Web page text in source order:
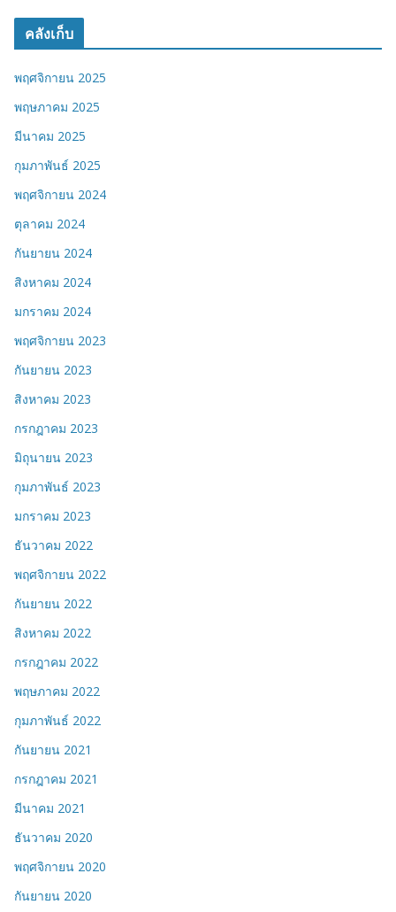
คลังเก็บ
พฤศจิกายน 2025
พฤษภาคม 2025
มีนาคม 2025
กุมภาพันธ์ 2025
พฤศจิกายน 2024
ตุลาคม 2024
กันยายน 2024
สิงหาคม 2024
มกราคม 2024
พฤศจิกายน 2023
กันยายน 2023
สิงหาคม 2023
กรกฎาคม 2023
มิถุนายน 2023
กุมภาพันธ์ 2023
มกราคม 2023
ธันวาคม 2022
พฤศจิกายน 2022
กันยายน 2022
สิงหาคม 2022
กรกฎาคม 2022
พฤษภาคม 2022
กุมภาพันธ์ 2022
กันยายน 2021
กรกฎาคม 2021
มีนาคม 2021
ธันวาคม 2020
พฤศจิกายน 2020
กันยายน 2020